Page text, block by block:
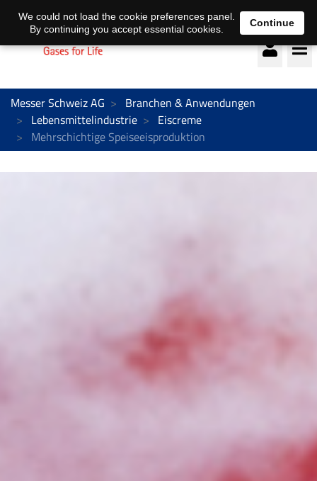
Deutsch français
Messer Schweiz AG
Branchen & Anwendungen
Lebensmittelindustrie
Eiscreme
Mehrschichtige Speiseeisproduktion
We could not load the cookie preferences panel.
By continuing you accept essential cookies.
Continue